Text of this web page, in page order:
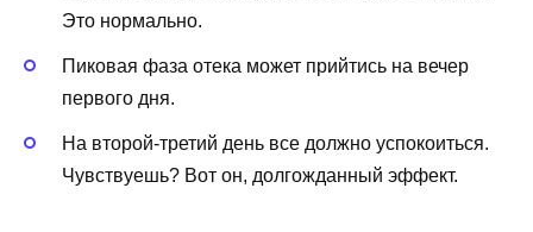
Это нормально.
Пиковая фаза отека может прийтись на вечер
первого дня.
На второй-третий день все должно успокоиться.
Чувствуешь? Вот он, долгожданный эффект.